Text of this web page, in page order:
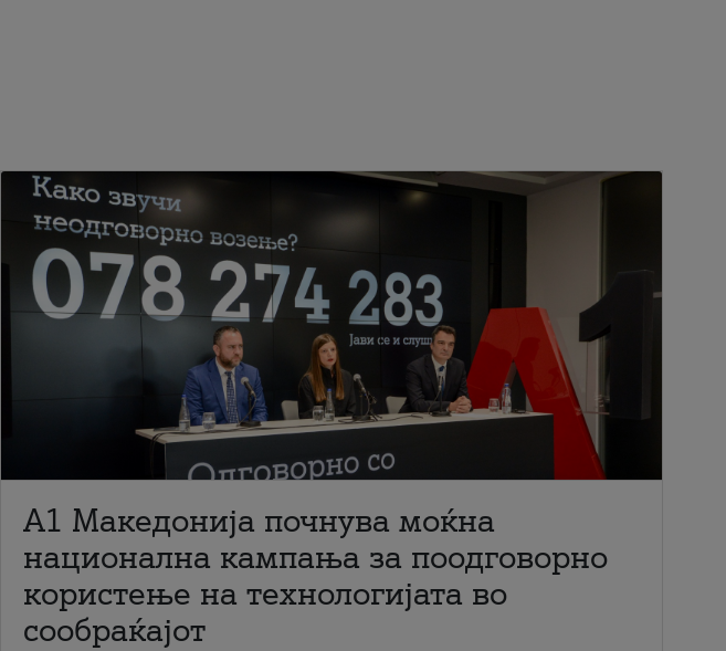
A1 Македонија почнува моќна
национална кампања за поодговорно
користење на технологијата во
сообраќајот